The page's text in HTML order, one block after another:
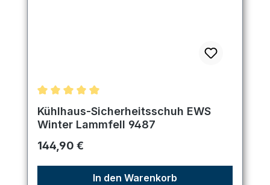
Durchschnittliche Bewertung von 5 von 5 Sternen
Kühlhaus-Sicherheitsschuh EWS
Winter Lammfell 9487
Regulärer Preis:
144,90 €
In den Warenkorb